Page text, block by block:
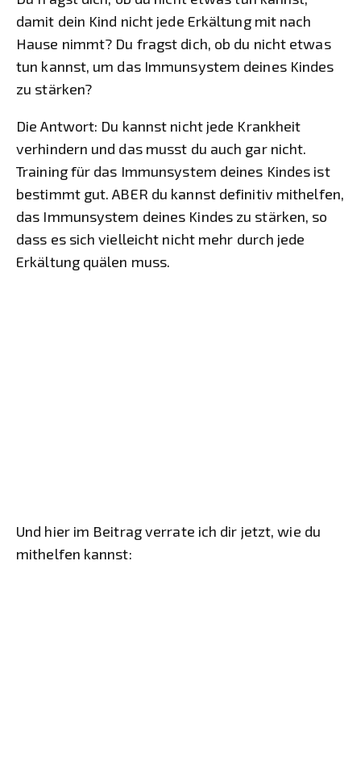
damit dein Kind nicht jede Erkältung mit nach
Hause nimmt? Du fragst dich, ob du nicht etwas
tun kannst, um das Immunsystem deines Kindes
zu stärken?
Die Antwort: Du kannst nicht jede Krankheit
verhindern und das musst du auch gar nicht.
Training für das Immunsystem deines Kindes ist
bestimmt gut. ABER du kannst definitiv mithelfen,
das Immunsystem deines Kindes zu stärken, so
dass es sich vielleicht nicht mehr durch jede
Erkältung quälen muss.
Und hier im Beitrag verrate ich dir jetzt, wie du
mithelfen kannst: